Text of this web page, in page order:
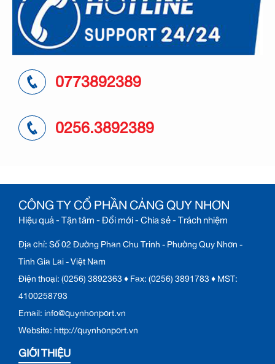
0773892389
0256.3892389
CÔNG TY CỔ PHẦN CẢNG QUY NHƠN
Hiệu quả - Tận tâm - Đổi mới - Chia sẻ - Trách nhiệm
Địa chỉ: Số 02 Đường Phan Chu Trinh - Phường Quy Nhơn -
Tỉnh Gia Lai - Việt Nam
Điện thoại: (0256) 3892363 ♦ Fax: (0256) 3891783 ♦ MST:
4100258793
Email: info@quynhonport.vn
Website: http://quynhonport.vn
GIỚI THIỆU